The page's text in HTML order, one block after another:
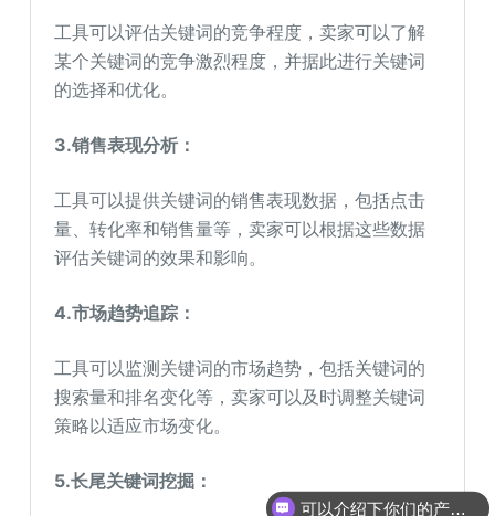
工具可以评估关键词的竞争程度，卖家可以了解
某个关键词的竞争激烈程度，并据此进行关键词
的选择和优化。
3.销售表现分析：
工具可以提供关键词的销售表现数据，包括点击
量、转化率和销售量等，卖家可以根据这些数据
评估关键词的效果和影响。
4.市场趋势追踪：
工具可以监测关键词的市场趋势，包括关键词的
搜索量和排名变化等，卖家可以及时调整关键词
策略以适应市场变化。
5.长尾关键词挖掘：
可以介绍下你们的产品么